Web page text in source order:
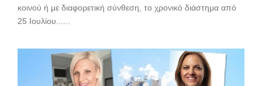
κοινού ή με διαφορετική σύνθεση, το χρονικό διάστημα από
25 Ιουλίου......